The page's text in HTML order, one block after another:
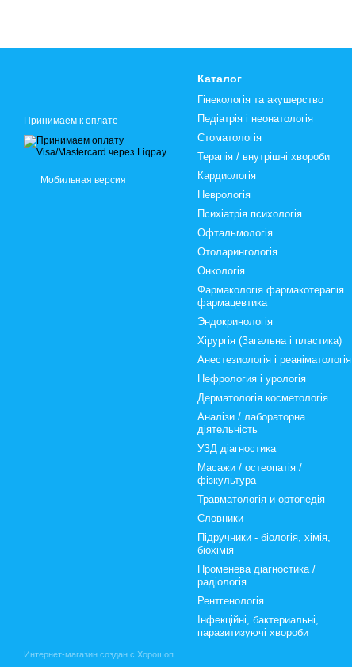
Принимаем к оплате
Мобильная версия
Интернет-магазин создан с Хорошоп
Каталог
Гінекологія та акушерство
Педіатрія і неонатологія
Стоматологія
Терапія / внутрішні хвороби
Кардиологія
Неврологія
Психіатрія психологія
Офтальмологія
Отоларингологія
Онкологія
Фармакологія фармакотерапія
фармацевтика
Эндокринологія
Хірургія (Загальна і пластика)
Анестезиологія і реаніматологія
Нефрология і урологія
Дерматологія косметологія
Аналізи / лабораторна
діятельність
УЗД діагностика
Масажи / остеопатія /
фізкультура
Травматологія и ортопедія
Словники
Підручники - біологія, хімія,
біохімія
Променева діагностика /
радіологія
Рентгенологія
Інфекційні, бактериальні,
паразитизуючі хвороби